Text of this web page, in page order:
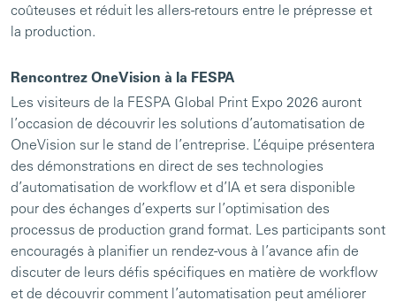
coûteuses et réduit les allers-retours entre le prépresse et
la production.
Rencontrez OneVision à la FESPA
Les visiteurs de la FESPA Global Print Expo 2026 auront
l’occasion de découvrir les solutions d’automatisation de
OneVision sur le stand de l’entreprise. L’équipe présentera
des démonstrations en direct de ses technologies
d’automatisation de workflow et d’IA et sera disponible
pour des échanges d’experts sur l’optimisation des
processus de production grand format. Les participants sont
encouragés à planifier un rendez-vous à l’avance afin de
discuter de leurs défis spécifiques en matière de workflow
et de découvrir comment l’automatisation peut améliorer